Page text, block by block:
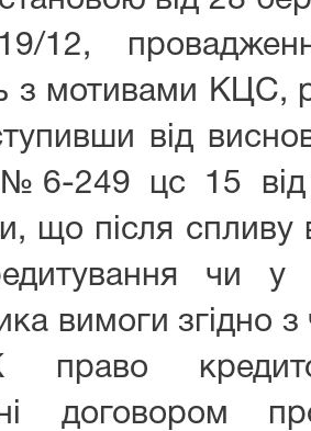
12,
з мотивами КЦС,
від
№6-249 цс 15
що після спливу
чи у
вимоги згідно
договором